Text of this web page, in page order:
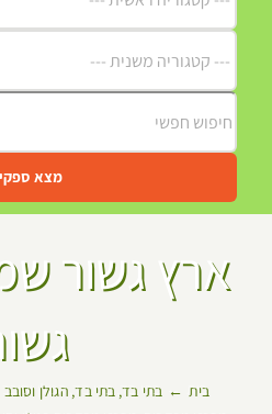
מצא
ארץ גשור
בית בתי בד בתי בד הגולן